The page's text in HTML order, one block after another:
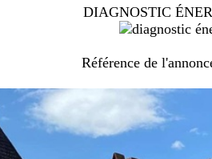
DIAGNOSTIC
Référence de